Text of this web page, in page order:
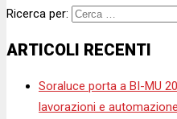
Ricerca per:
ARTICOLI RECENTI
Soraluce porta a BI-MU
lavorazioni e automazione